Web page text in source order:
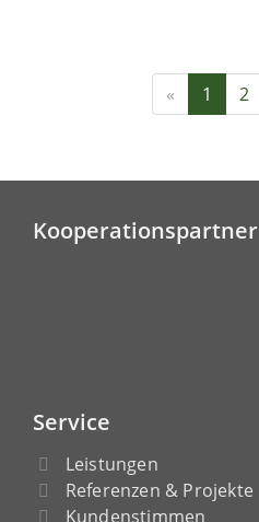
« 1 2
Kooperationspartner
Service
Leistungen
Referenzen & Projekte
Kundenstimmen